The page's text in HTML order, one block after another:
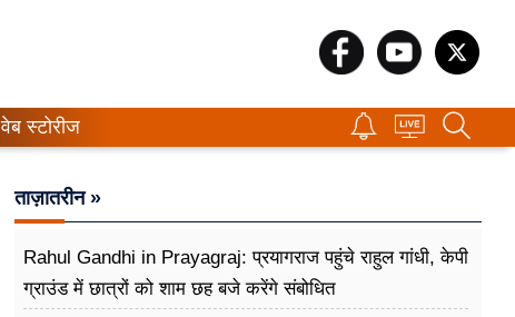
वेब स्टोरीज
ताज़ातरीन »
Rahul Gandhi in Prayagraj: प्रयागराज पहुंचे राहुल गांधी, केपी
ग्राउंड में छात्रों को शाम छह बजे करेंगे संबोधित